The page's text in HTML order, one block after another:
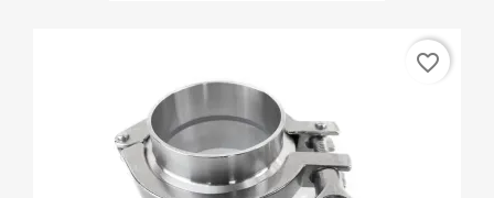
favorite_border